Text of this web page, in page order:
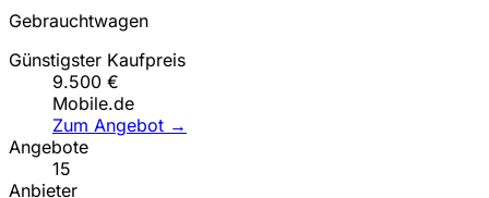
Gebrauchtwagen
Günstigster Kaufpreis
9.500 €
Mobile.de
Zum Angebot →
Angebote
15
Anbieter